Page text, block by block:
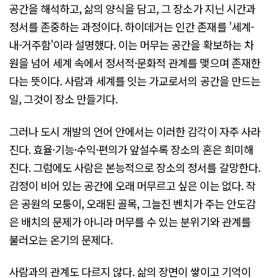
공간을 해석하고, 삶의 양식을 담고, 그 장소가 지닌 시간과
정서를 존중하는 과정이다. 하이데거는 인간 존재를 '세계-
내-거주함'이라 설명했다. 이는 머무는 공간을 확보하는 차
원을 넘어 세계 속에서 정서적·문화적 관계를 맺으며 존재한
다는 뜻이다. 사람과 세계를 잇는 가교로서의 공간을 만드는
일, 그것이 장소 만들기다.
그러나 도시 개발의 언어 안에서는 이러한 감각이 자주 사라
진다. 효율·기능·수익·편의가 앞설수록 장소의 혼은 희미해
진다. 그럼에도 사람은 본능적으로 장소의 정서를 갈망한다.
감정이 비어 있는 공간에 오래 머무르고 싶은 이는 없다. 작
은 공원의 모퉁이, 오래된 골목, 그늘진 벤치가 주는 안도감
은 배치의 문제가 아니라 머무를 수 있는 분위기와 관계를
불러오는 온기의 문제다.
사람과의 관계도 다르지 않다. 삶의 장면이 쌓이고 기억이